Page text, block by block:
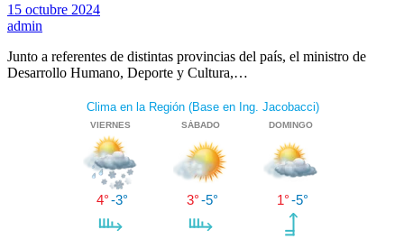
15 octubre 2024
admin
Junto a referentes de distintas provincias del país, el ministro de
Desarrollo Humano, Deporte y Cultura,…